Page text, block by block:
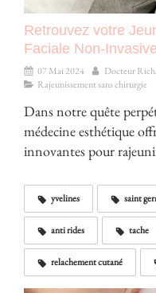
Retrouvez votre
Faciale Non-Invasive
07 Mai 2024
Docteur
Rajeunissement sans chirurgie
Dans notre quête
médecine esthétique
innovantes pour
yvelines saint
anti rides tache
relachement cutané